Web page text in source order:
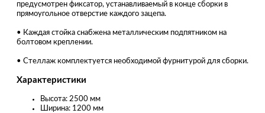
предусмотрен фиксатор, устанавливаемый в конце сборки в
прямоугольное отверстие каждого зацепа.
• Каждая стойка снабжена металлическим подпятником на
болтовом креплении.
• Стеллаж комплектуется необходимой фурнитурой для сборки.
Характеристики
Высота: 2500 мм
Ширина: 1200 мм